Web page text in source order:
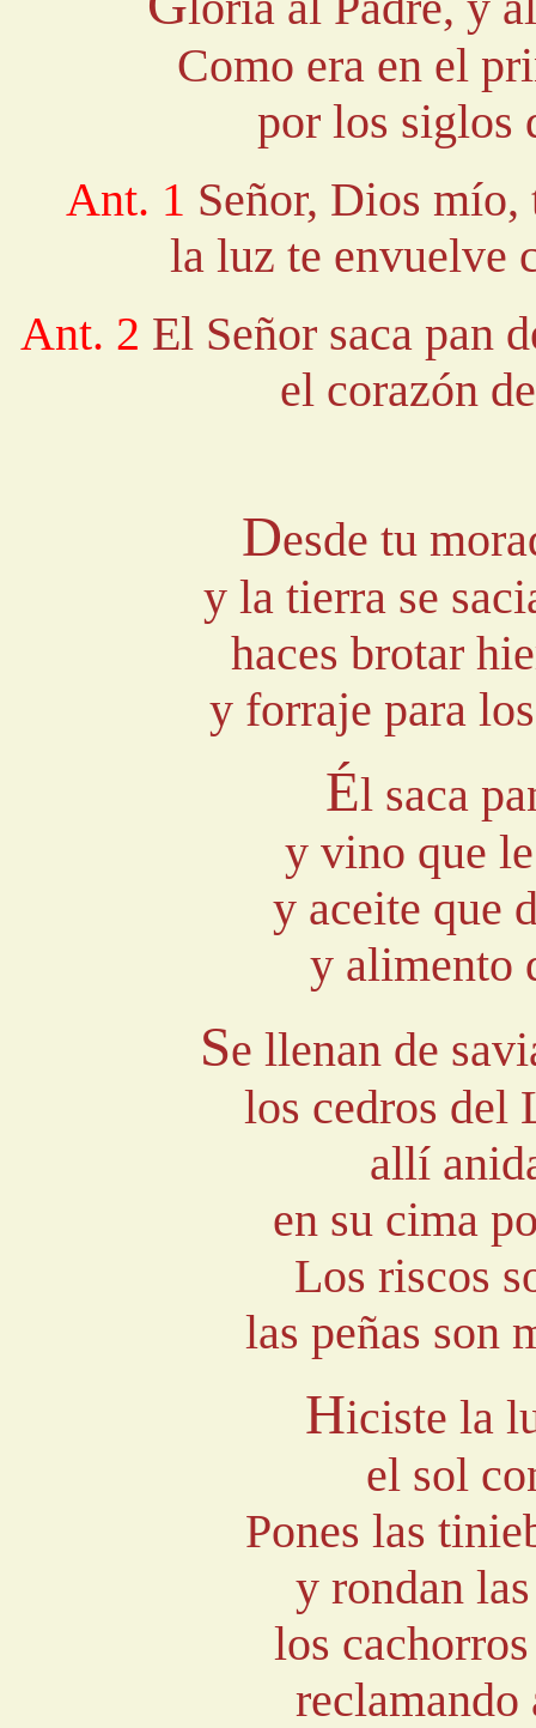
Como era en el
por los siglos
Ant. 1 Señor, Dios mío,
la luz te envuelve
Ant. 2 El Señor saca pan
el corazón
Desde tu
y la tierra se
haces brotar
y forraje para
Él saca
y vino que
y aceite que
y alimento
Se llenan de
los cedros del
allí
en su cima
Los riscos
las peñas son
Hiciste la
el sol
Pones las
y rondan
los